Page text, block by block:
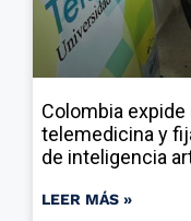
Colombia
telemedicina y
de inteligencia
LEER MÁS »